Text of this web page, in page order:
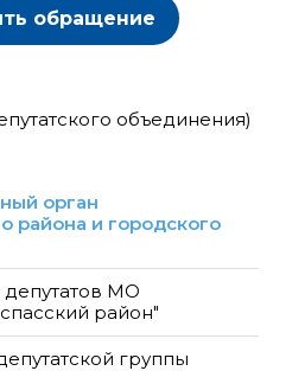
обращение
объединения)
орган
района и городского
депутатов МО
район"
группы